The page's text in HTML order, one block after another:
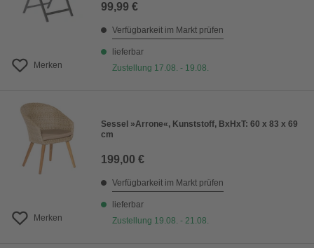
Merken
99,99 €
Verfügbarkeit im Markt prüfen
lieferbar
Zustellung 17.08. - 19.08.
Merken
Sessel »Arrone«, Kunststoff, BxHxT: 60 x 83 x 69
cm
199,00 €
Verfügbarkeit im Markt prüfen
lieferbar
Zustellung 19.08. - 21.08.